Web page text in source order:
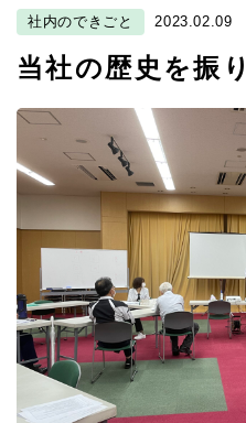
社内のできごと 2023.02.09
当社の歴史を振